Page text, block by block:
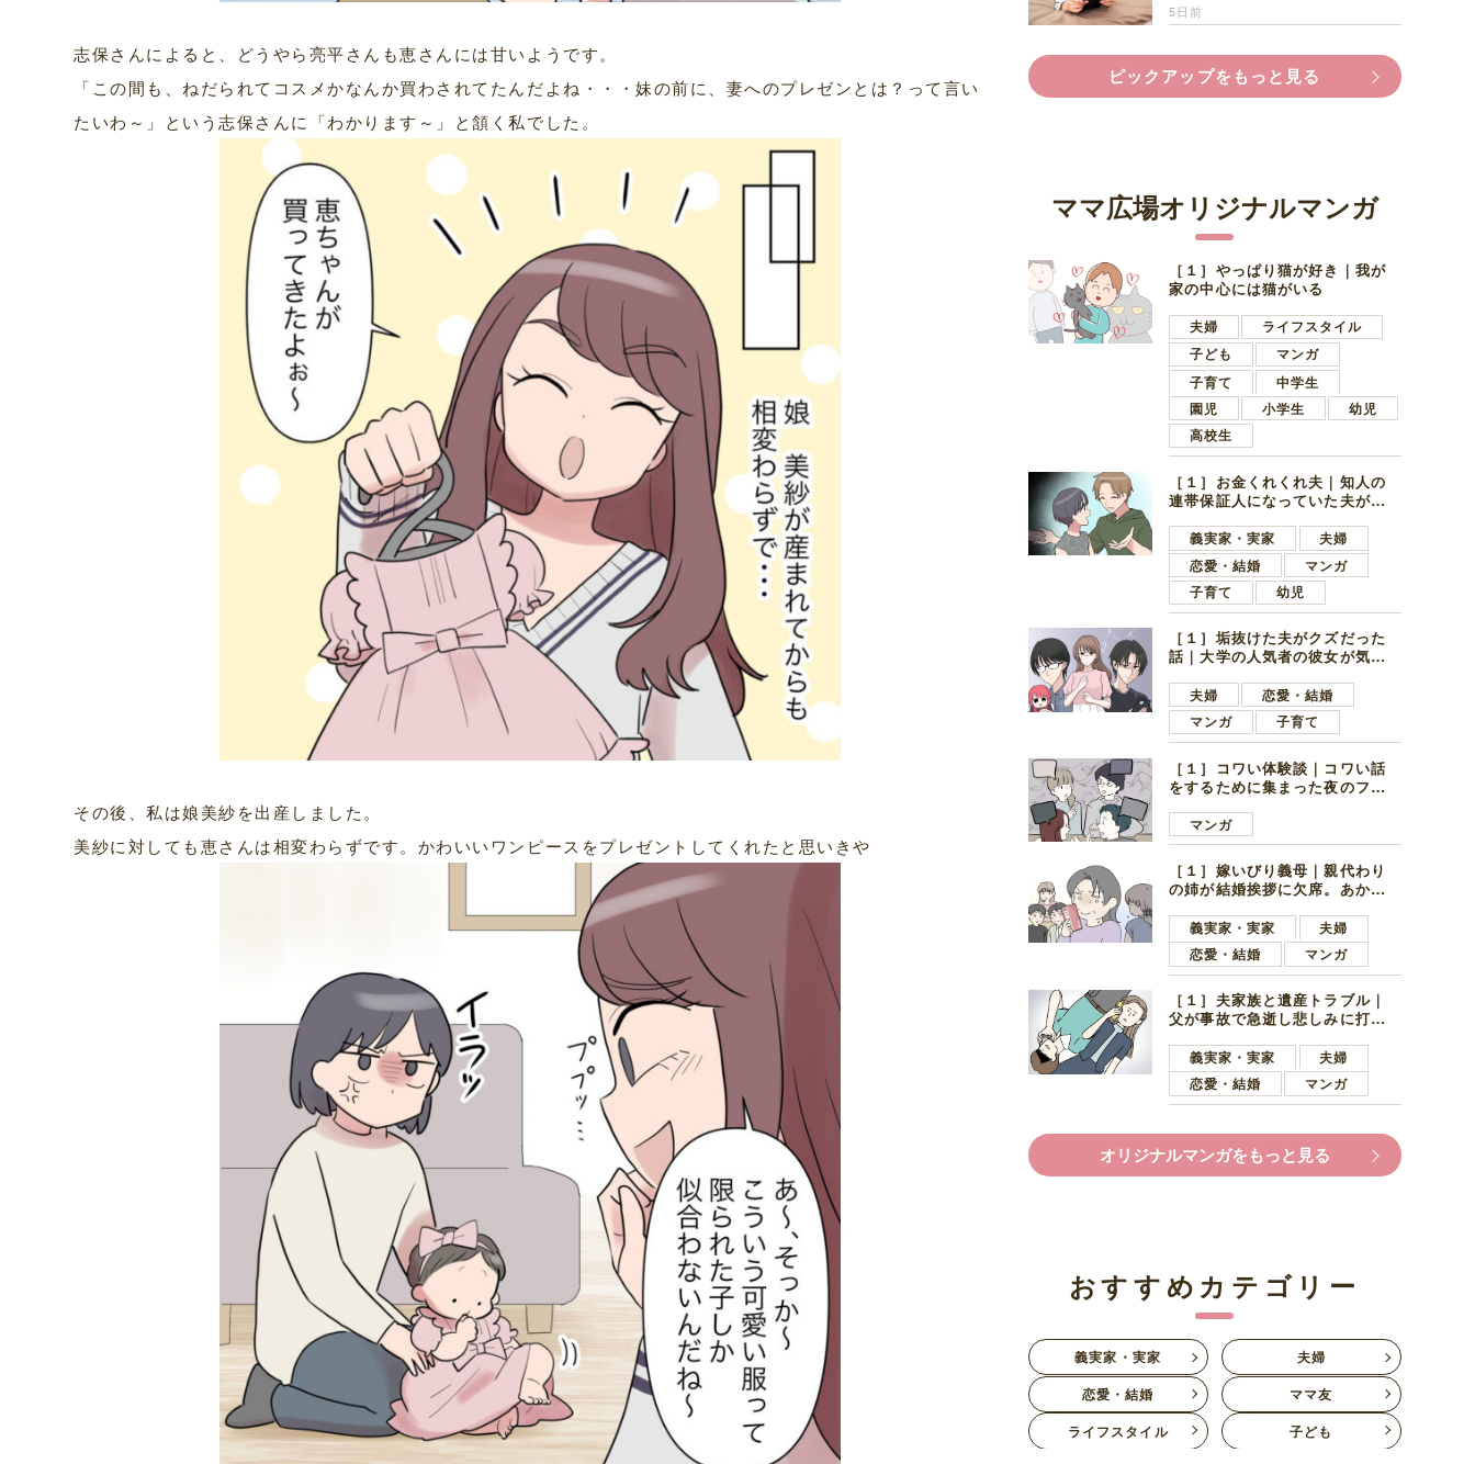
志保さんによると、どうやら亮平さんも恵さんには甘いようです。
「この間も、ねだられてコスメかなんか買わされてたんだよね・・・妹の前に、妻へのプレゼンとは？って言い
たいわ～」という志保さんに「わかります～」と頷く私でした。
その後、私は娘美紗を出産しました。
美紗に対しても恵さんは相変わらずです。かわいいワンピースをプレゼントしてくれたと思いきや
5日前
ピックアップをもっと見る
ママ広場オリジナルマンガ
［１］やっぱり猫が好き｜我が
家の中心には猫がいる
夫婦
ライフスタイル
子ども
マンガ
子育て
中学生
園児
小学生
幼児
高校生
［１］お金くれくれ夫｜知人の
連帯保証人になっていた夫が家
言ってきた
義実家・実家
夫婦
恋愛・結婚
マンガ
子育て
幼児
［１］垢抜けた夫がクズだった
話｜大学の人気者の彼女が気に
子学生
夫婦
恋愛・結婚
マンガ
子育て
［１］コワい体験談｜コワい話
をするために集まった夜のファ
好きの男の子ママ
マンガ
［１］嫁いびり義母｜親代わり
の姉が結婚挨拶に欠席。あから
義実家・実家
夫婦
恋愛・結婚
マンガ
［１］夫家族と遺産トラブル｜
父が事故で急逝し悲しみに打ち
ます夫
義実家・実家
夫婦
恋愛・結婚
マンガ
オリジナルマンガをもっと見る
おすすめカテゴリー
義実家・実家
夫婦
恋愛・結婚
ママ友
ライフスタイル
子ども